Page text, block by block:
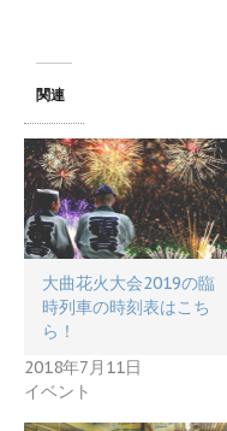
関連
大曲花火大会2019の臨
時列車の時刻表はこち
ら！
2018年7月11日
イベント